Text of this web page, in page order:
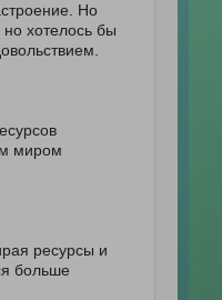
Но
хотелось бы
миром
ресурсы и
больше